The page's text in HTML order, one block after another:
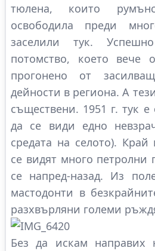
тюлена, които
освободила преди
заселили тук.
потомство, което вече
прогонено от
дейности в региона. А
съществени. 1951 г. тук
да се види едно
средата на селото). Край
се видят много
се напред-назад. Из
мастодонти в
разхвърляни големи
Без да искам направих